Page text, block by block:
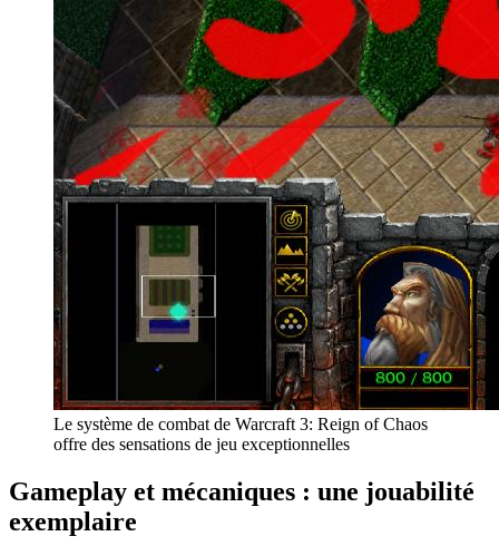
Le système de combat de Warcraft 3: Reign of Chaos
offre des sensations de jeu exceptionnelles
Gameplay et mécaniques : une jouabilité
exemplaire